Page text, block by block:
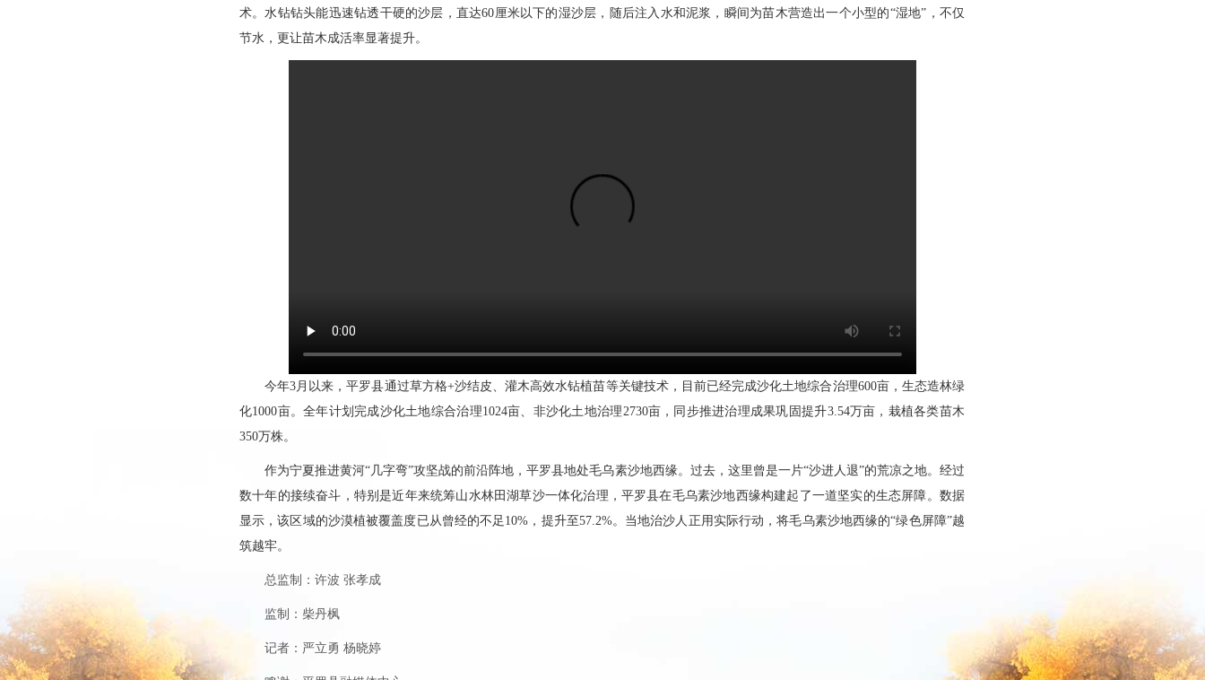
术。水钻钻头能迅速钻透干硬的沙层，直达60厘米以下的湿沙层，随后注入水和泥浆，瞬间为苗木营造出一个小型的“湿地”，不仅
节水，更让苗木成活率显著提升。
今年3月以来，平罗县通过草方格+沙结皮、灌木高效水钻植苗等关键技术，目前已经完成沙化土地综合治理600亩，生态造林绿
化1000亩。全年计划完成沙化土地综合治理1024亩、非沙化土地治理2730亩，同步推进治理成果巩固提升3.54万亩，栽植各类苗木
350万株。
作为宁夏推进黄河“几字弯”攻坚战的前沿阵地，平罗县地处毛乌素沙地西缘。过去，这里曾是一片“沙进人退”的荒凉之地。经过
数十年的接续奋斗，特别是近年来统筹山水林田湖草沙一体化治理，平罗县在毛乌素沙地西缘构建起了一道坚实的生态屏障。数据
显示，该区域的沙漠植被覆盖度已从曾经的不足10%，提升至57.2%。当地治沙人正用实际行动，将毛乌素沙地西缘的“绿色屏障”越
筑越牢。
总监制：许波 张孝成
监制：柴丹枫
记者：严立勇 杨晓婷